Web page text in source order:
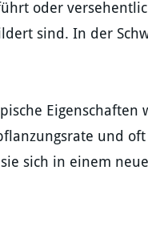
oder
sind. In der
Eigenschaften
und
sich in einem